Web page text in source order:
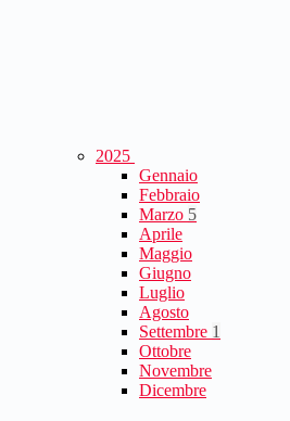
2025
Gennaio
Febbraio
Marzo 5
Aprile
Maggio
Giugno
Luglio
Agosto
Settembre 1
Ottobre
Novembre
Dicembre